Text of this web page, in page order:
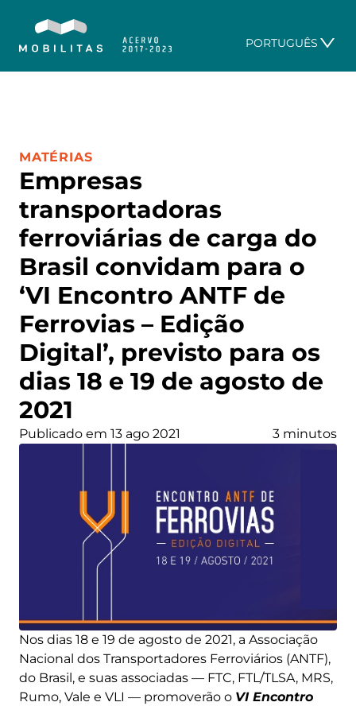
PORTUGUÊS
Empresas
transportadoras
ferroviárias de carga do
Brasil convidam para o
‘VI Encontro ANTF de
Ferrovias – Edição
Digital’, previsto para os
dias 18 e 19 de agosto de
2021
CATEGORIA:
MATÉRIAS
Publicado em 13 ago 2021 3 minutos
Nos dias 18 e 19 de agosto de 2021, a Associação
Nacional dos Transportadores Ferroviários (ANTF),
do Brasil, e suas associadas — FTC, FTL/TLSA, MRS,
Rumo, Vale e VLI — promoverão o VI Encontro